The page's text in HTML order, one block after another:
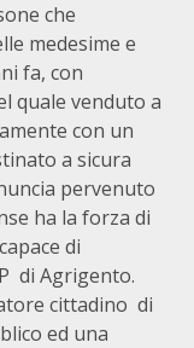
che
medesime e
fa, con
quale venduto a
con un
a sicura
pervenuto
ha la forza di
di
di Agrigento.
cittadino di
ed una